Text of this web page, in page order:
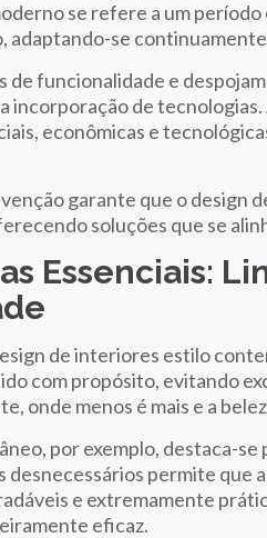
se refere a um
se
de funcionalidade e
incorporação de
econômicas e
garante que o
soluções que se
Essenciais:
de interiores estilo
com propósito, evitando
onde menos é mais e a
por exemplo, destaca-
desnecessários permite que
e extremamente
eficaz.